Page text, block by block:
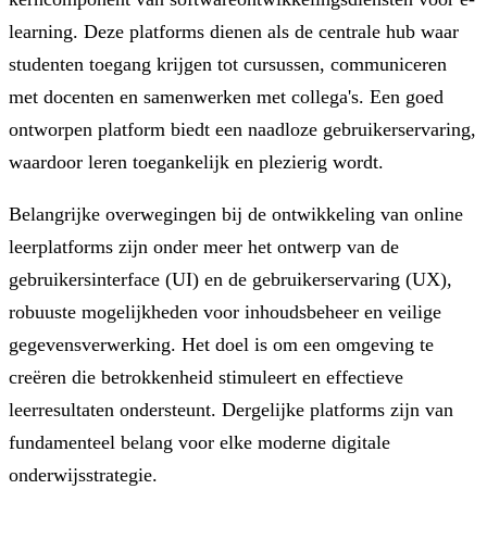
learning. Deze platforms dienen als de centrale hub waar
studenten toegang krijgen tot cursussen, communiceren
met docenten en samenwerken met collega's. Een goed
ontworpen platform biedt een naadloze gebruikerservaring,
waardoor leren toegankelijk en plezierig wordt.
Belangrijke overwegingen bij de ontwikkeling van online
leerplatforms zijn onder meer het ontwerp van de
gebruikersinterface (UI) en de gebruikerservaring (UX),
robuuste mogelijkheden voor inhoudsbeheer en veilige
gegevensverwerking. Het doel is om een ​​omgeving te
creëren die betrokkenheid stimuleert en effectieve
leerresultaten ondersteunt. Dergelijke platforms zijn van
fundamenteel belang voor elke moderne digitale
onderwijsstrategie.